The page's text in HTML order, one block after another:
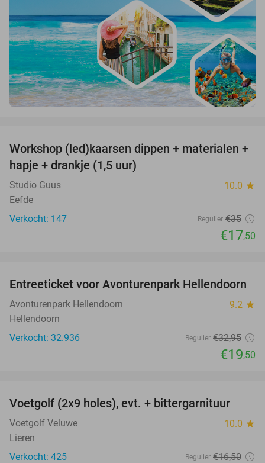
50%
Workshop (led)kaarsen dippen + materialen +
hapje + drankje (1,5 uur)
Studio Guus 10.0 star
Eefde
Verkocht: 147
Regulier €35
€17,50
41%
Entreeticket voor Avonturenpark Hellendoorn
Avonturenpark Hellendoorn 9.2 star
Hellendoorn
Verkocht: 32.936
Regulier €32,95
€19,50
40%
Voetgolf (2x9 holes), evt. + bittergarnituur
Voetgolf Veluwe 10.0 star
Lieren
Verkocht: 425
Regulier €16,50